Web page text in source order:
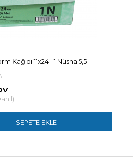
Kağıdı 11x24 - 1 Nüsha 5,5
SEPETE EKLE